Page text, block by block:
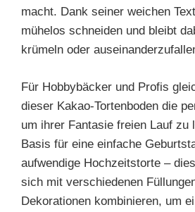
macht. Dank seiner weichen
mühelos schneiden und bleibt
krümeln oder
Für Hobbybäcker und Profis
dieser Kakao-Tortenboden die
um ihrer Fantasie freien Lauf zu
Basis für eine einfache
aufwendige Hochzeitstorte –
sich mit verschiedenen
Dekorationen kombinieren, um